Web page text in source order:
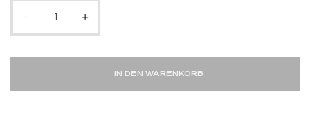
IN DEN WARENKORB